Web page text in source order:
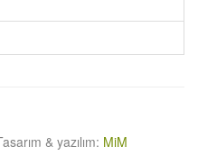
& yazılım: MiM